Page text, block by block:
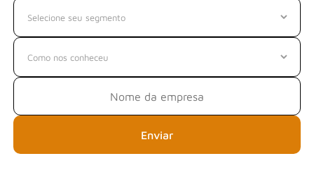
Enviar